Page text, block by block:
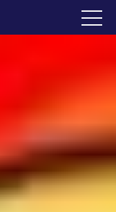
Η άβολη αλήθεια για